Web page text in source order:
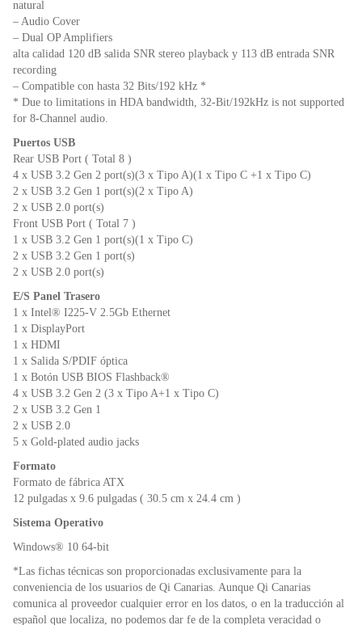
natural
– Audio Cover
– Dual OP Amplifiers
alta calidad 120 dB salida SNR stereo playback y 113 dB entrada SNR
recording
– Compatible con hasta 32 Bits/192 kHz *
* Due to limitations in HDA bandwidth, 32-Bit/192kHz is not supported
for 8-Channel audio.
Puertos USB
Rear USB Port ( Total 8 )
4 x USB 3.2 Gen 2 port(s)(3 x Tipo A)(1 x Tipo C +1 x Tipo C)
2 x USB 3.2 Gen 1 port(s)(2 x Tipo A)
2 x USB 2.0 port(s)
Front USB Port ( Total 7 )
1 x USB 3.2 Gen 1 port(s)(1 x Tipo C)
2 x USB 3.2 Gen 1 port(s)
2 x USB 2.0 port(s)
E/S Panel Trasero
1 x Intel® I225-V 2.5Gb Ethernet
1 x DisplayPort
1 x HDMI
1 x Salida S/PDIF óptica
1 x Botón USB BIOS Flashback®
4 x USB 3.2 Gen 2 (3 x Tipo A+1 x Tipo C)
2 x USB 3.2 Gen 1
2 x USB 2.0
5 x Gold-plated audio jacks
Formato
Formato de fábrica ATX
12 pulgadas x 9.6 pulgadas ( 30.5 cm x 24.4 cm )
Sistema Operativo
Windows® 10 64-bit
*Las fichas técnicas son proporcionadas exclusivamente para la
conveniencia de los usuarios de Qi Canarias. Aunque Qi Canarias
comunica al proveedor cualquier error en los datos, o en la traducción al
español que localiza, no podemos dar fe de la completa veracidad o